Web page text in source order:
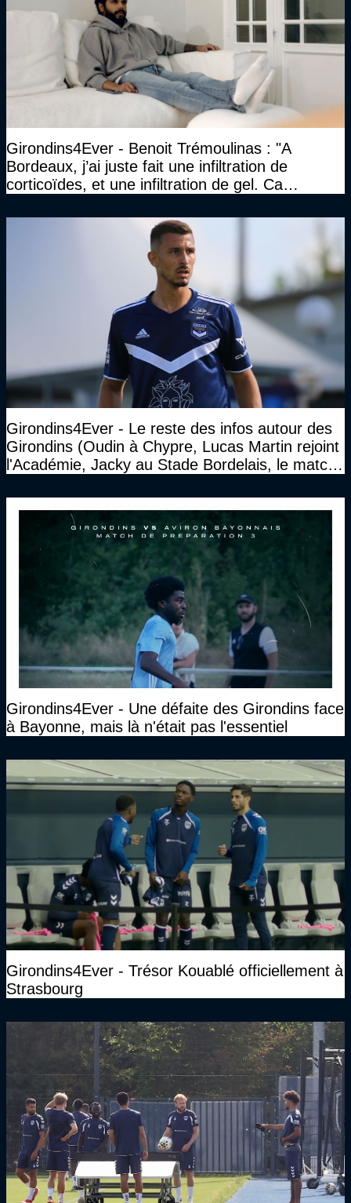
Girondins4Ever - Benoit Trémoulinas : "A
Bordeaux, j’ai juste fait une infiltration de
corticoïdes, et une infiltration de gel. Ca
Girondins4Ever - Le reste des infos autour des
Girondins (Oudin à Chypre, Lucas Martin rejoint
l'Académie, Jacky au Stade Bordelais, le match
Girondins4Ever - Une défaite des Girondins face
à Bayonne, mais là n'était pas l'essentiel
Girondins4Ever - Trésor Kouablé officiellement à
Strasbourg